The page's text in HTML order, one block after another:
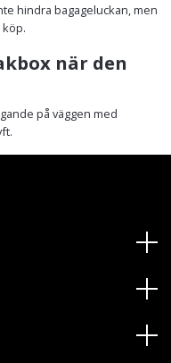
hindra bagageluckan, men
när den
på väggen med